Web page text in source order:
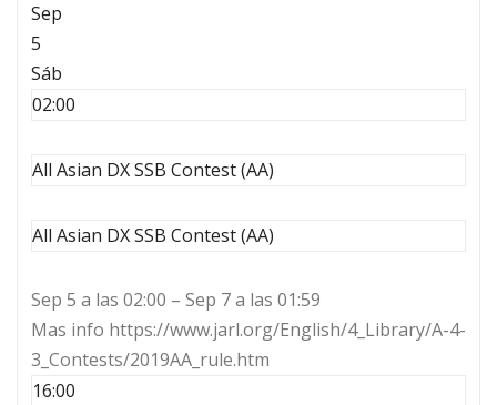
Sep
5
Sáb
02:00
All Asian DX SSB Contest (AA)
All Asian DX SSB Contest (AA)
Sep 5 a las 02:00 – Sep 7 a las 01:59
Mas info https://www.jarl.org/English/4_Library/A-4-
3_Contests/2019AA_rule.htm
16:00